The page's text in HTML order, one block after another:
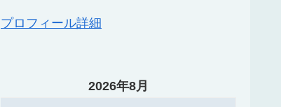
プロフィール詳細
2026年8月